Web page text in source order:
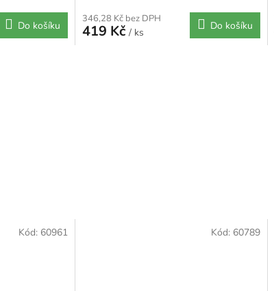
Do košíku
346,28 Kč bez DPH
419 Kč / ks
Do košíku
Kód: 60961 Kód: 60789